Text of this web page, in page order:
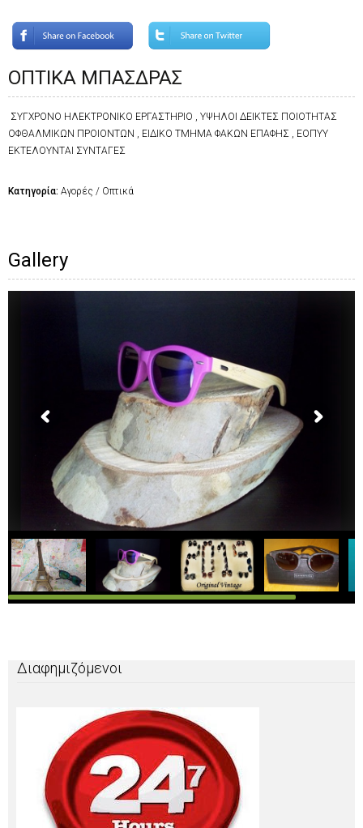
ΟΠΤΙΚΑ ΜΠΑΣΔΡΑΣ
ΣΥΓΧΡΟΝΟ ΗΛΕΚΤΡΟΝΙΚΟ ΕΡΓΑΣΤΗΡΙΟ , ΥΨΗΛΟΙ ΔΕΙΚΤΕΣ ΠΟΙΟΤΗΤΑΣ
ΟΦΘΑΛΜΙΚΩΝ ΠΡΟΙΟΝΤΩΝ , ΕΙΔΙΚΟ ΤΜΗΜΑ ΦΑΚΩΝ ΕΠΑΦΗΣ , ΕΟΠΥΥ
ΕΚΤΕΛΟΥΝΤΑΙ ΣΥΝΤΑΓΕΣ
Κατηγορία: Αγορές / Οπτικά
Gallery
Διαφημιζόμενοι